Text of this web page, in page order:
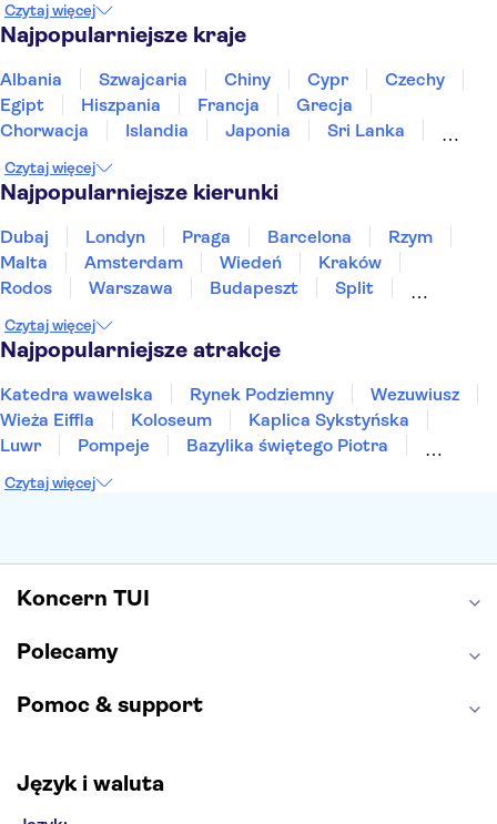
Czytaj więcej
Najpopularniejsze kraje
Albania Szwajcaria Chiny Cypr
Czechy
Egipt
Hiszpania Francja
Grecja
Chorwacja
Islandia Japonia
Sri Lanka
Tunezja
Turcja Wietnam
Czytaj więcej
Najpopularniejsze kierunki
Dubaj Londyn Praga Barcelona
Rzym
Malta
Amsterdam Wiedeń
Kraków
Rodos
Warszawa Budapeszt
Split
Sopot
Gdynia Zakopane
Czytaj więcej
Najpopularniejsze atrakcje
Katedra wawelska Rynek Podziemny
Wezuwiusz
Wieża Eiffla
Koloseum
Kaplica Sykstyńska
Luwr
Pompeje
Bazylika świętego Piotra
Etna
Wawel
Czytaj więcej
Koncern TUI
Polecamy
Pomoc & support
Język i waluta